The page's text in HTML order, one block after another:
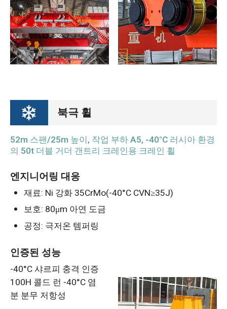
북극 휠
52m 스팬/25m 높이, 작업 부하 A5, -40°C 러시아 환경
의 50t 더블 거더 갠트리 크레인용 크레인 휠
엔지니어링 대응
재료: Ni 강화 35CrMo(-40°C CVN≥35J)
보호: 80μm 아연 도금
공정: 극저온 템퍼링
인증된 성능
-40°C 샤르피 충격 인증
100H 콜드 런 -40°C 염
분 분무 저항성